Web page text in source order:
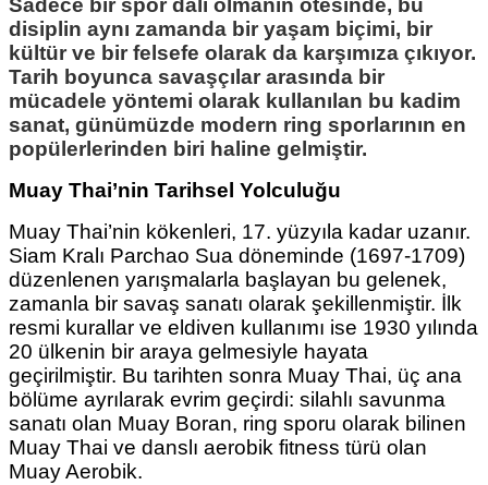
Sadece bir spor dalı olmanın ötesinde, bu
disiplin aynı zamanda bir yaşam biçimi, bir
kültür ve bir felsefe olarak da karşımıza çıkıyor.
Tarih boyunca savaşçılar arasında bir
mücadele yöntemi olarak kullanılan bu kadim
sanat, günümüzde modern ring sporlarının en
popülerlerinden biri haline gelmiştir.
Muay Thai’nin Tarihsel Yolculuğu
Muay Thai’nin kökenleri, 17. yüzyıla kadar uzanır.
Siam Kralı Parchao Sua döneminde (1697-1709)
düzenlenen yarışmalarla başlayan bu gelenek,
zamanla bir savaş sanatı olarak şekillenmiştir. İlk
resmi kurallar ve eldiven kullanımı ise 1930 yılında
20 ülkenin bir araya gelmesiyle hayata
geçirilmiştir. Bu tarihten sonra Muay Thai, üç ana
bölüme ayrılarak evrim geçirdi: silahlı savunma
sanatı olan Muay Boran, ring sporu olarak bilinen
Muay Thai ve danslı aerobik fitness türü olan
Muay Aerobik.